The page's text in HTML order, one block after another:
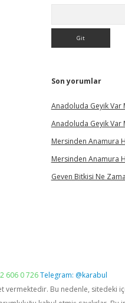
Son yorumlar
Anadoluda Geyik Var
Anadoluda Geyik Var
Mersinden Anamura
Mersinden Anamura
Geven Bitkisi Ne
606 0 726Telegram: @karabul
vermektedir. Bu nedenle,